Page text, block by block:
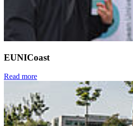
EUNICoast
Read more
Go to slide 1
Go to slide 2
Go to slide 3